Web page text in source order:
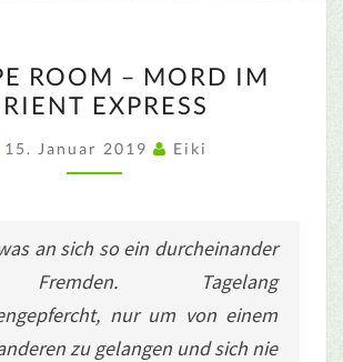
ROOM
–
MORD
IM
ROOM – MORD IM
EXPRESS
15. Januar 2019 Eiki
an sich so ein durcheinander
Tagelang
nur um von einem
zu gelangen und sich nie